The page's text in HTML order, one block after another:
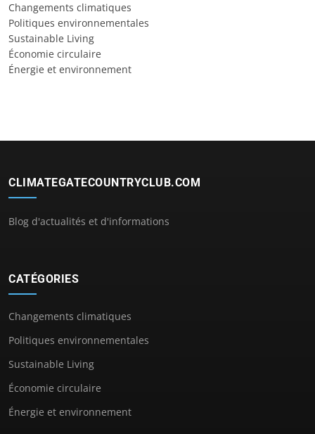
Changements climatiques
Politiques environnementales
Sustainable Living
Économie circulaire
Énergie et environnement
CLIMATEGATECOUNTRYCLUB.COM
Blog d'actualités et d'informations
CATÉGORIES
Changements climatiques
Politiques environnementales
Sustainable Living
Économie circulaire
Énergie et environnement